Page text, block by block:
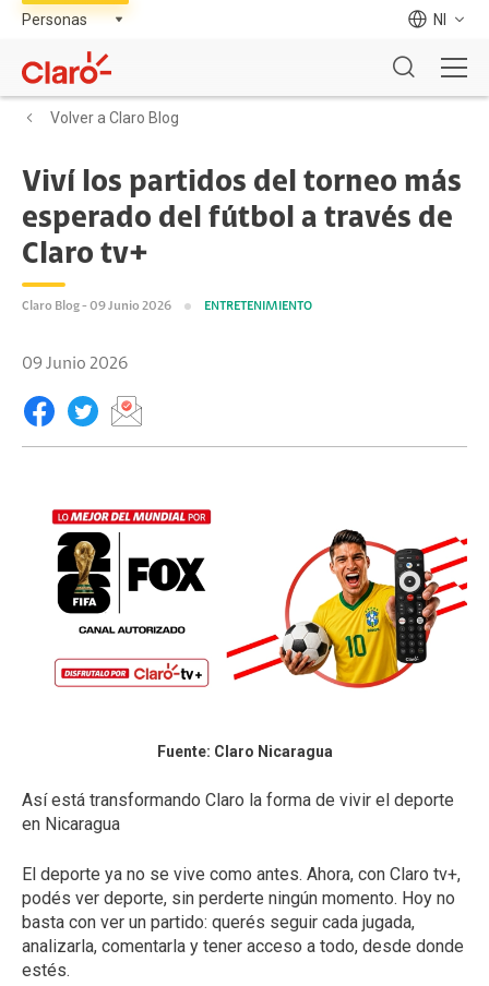
NI
Volver a Claro Blog
Viví los partidos del torneo más
esperado del fútbol a través de
Claro tv+
Claro Blog - 09 Junio 2026 ENTRETENIMIENTO
09 Junio 2026
Fuente: Claro Nicaragua
Así está transformando Claro la forma de vivir el deporte
en Nicaragua
El deporte ya no se vive como antes. Ahora, con Claro tv+,
podés ver deporte, sin perderte ningún momento. Hoy no
basta con ver un partido: querés seguir cada jugada,
analizarla, comentarla y tener acceso a todo, desde donde
estés.